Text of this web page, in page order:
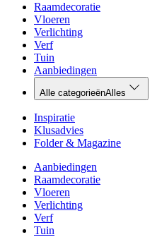
Raamdecoratie
Vloeren
Verlichting
Verf
Tuin
Aanbiedingen
Alle categorieënAlles
Inspiratie
Klusadvies
Folder & Magazine
Aanbiedingen
Raamdecoratie
Vloeren
Verlichting
Verf
Tuin